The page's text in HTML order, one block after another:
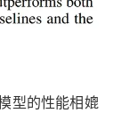
型的性能相媲